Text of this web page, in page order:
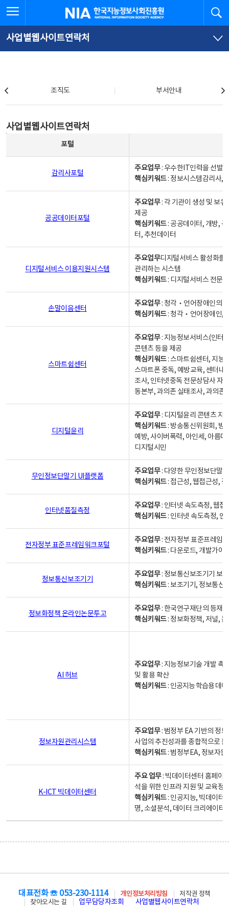
문
로
가
체
뉴
바
가
한국지능정보사회진흥원
사업별웹사이트연락처
조직도 부서안내
사업별웹사이트연락처
포털
감리사포털
주요업무: 우수한IT인력을 선발
핵심키워드: 정보시스템감리사,
공공데이터포털
주요업무: 각 기관이 생성 및 보
제공
핵심키워드: 공공데이터, 개방,
터, 추천데이터
디지털서비스 이용지원시스템
주요업무디지털서비스 활성화를
관리하는 시스템
핵심키워드: 디지털서비스 전문
손말이음센터
주요업무: 청각‧언어장애인의
핵심키워드: 청각‧언어장애인,
스마트쉼센터
주요업무: 지능정보서비스(인터
콘텐츠 등을 제공
핵심키워드: 스마트쉼센터, 지능
스마트폰 중독, 예방교육, 센터내
조사, 인터넷중독 전문상담사 자
동본부, 과의존 실태조사, 과의존
디지털윤리
주요업무: 디지털윤리 콘텐츠 지
핵심키워드: 방송통신위원회, 방
예방, 사이버폭력, 아인세, 아름
디지털시민
무인정보단말기 UI플랫폼
주요업무: 다양한 무인정보단말
핵심키워드: 접근성, 웹접근성,
인터넷품질측정
주요업무: 인터넷 속도측정, 웹접
핵심키워드: 인터넷 속도측정, 인
전자정부 표준프레임워크포털
주요업무: 전자정부 표준프레임
핵심키워드: 다운로드, 개발가이
정보통신보조기기
주요업무: 정보통신보조기기 보
핵심키워드: 보조기기, 정보통신
정보화정책 온라인논문투고
주요업무: 한국연구재단의 등재
핵심키워드: 정보화정책, 저널,
AI 허브
주요업무: 지능정보기술 개발 촉
및 활용 확산
핵심키워드: 인공지능 학습용 데
정보자원관리시스템
주요업무: 범정부 EA 기반의 정
사업의 추진성과를 종합적으로
핵심키워드: 범정부EA, 정보자
K-ICT 빅데이터센터
주요 업무: 빅데이터센터 홈페이
석을 위한 인프라 지원 및 교육정
핵심키워드: 인공지능, 빅데이터,
명, 소셜분석, 데이터 크리에이터
대표전화 ☏ 053-230-1114 개인정보처리방침
저작권 정책
찾아오시는 길
업무담당자조회 사업별웹사이트연락처